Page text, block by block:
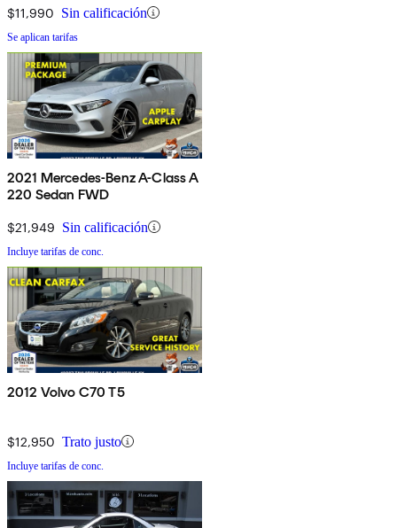
$11,990 Sin calificación
Se aplican tarifas
2021 Mercedes-Benz A-Class A
220 Sedan FWD
$21,949 Sin calificación
Incluye tarifas de conc.
2012 Volvo C70 T5
$12,950 Trato justo
Incluye tarifas de conc.